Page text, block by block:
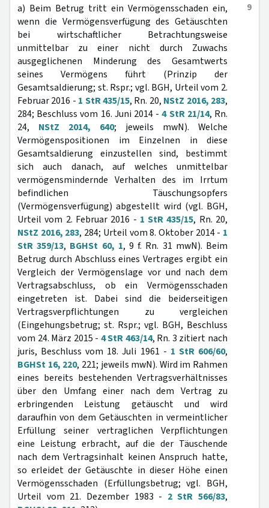
9
a) Beim Betrug tritt ein Vermögensschaden ein,
wenn die Vermögensverfügung des Getäuschten
bei wirtschaftlicher Betrachtungsweise
unmittelbar zu einer nicht durch Zuwachs
ausgeglichenen Minderung des Gesamtwerts
seines Vermögens führt (Prinzip der
Gesamtsaldierung; st. Rspr.; vgl. BGH, Urteil vom 2.
Februar 2016 - 1 StR 435/15, Rn. 20, NStZ 2016, 283,
284; Beschluss vom 16. Juni 2014 -4 StR 21/14, Rn.
24, NStZ 2014, 640; jeweils mwN). Welche
Vermögenspositionen im Einzelnen in diese
Gesamtsaldierung einzustellen sind, bestimmt
sich auch danach, auf welches unmittelbar
vermögensmindernde Verhalten des im Irrtum
befindlichen Täuschungsopfers
(Vermögensverfügung) abgestellt wird (vgl. BGH,
Urteil vom 2. Februar 2016 - 1 StR 435/15, Rn. 20,
NStZ 2016, 283, 284; Urteil vom 8. Oktober 2014 - 1
StR 359/13, BGHSt 60, 1, 9 f. Rn. 31 mwN). Beim
Betrug durch Abschluss eines Vertrages ergibt ein
Vergleich der Vermögenslage vor und nach dem
Vertragsabschluss, ob ein Vermögensschaden
eingetreten ist. Dabei sind die beiderseitigen
Vertragsverpflichtungen zu vergleichen
(Eingehungsbetrug; st. Rspr.; vgl. BGH, Beschluss
vom 24. März 2015 - 4 StR 463/14, Rn. 3 zitiert nach
juris, Beschluss vom 18. Juli 1961 - 1 StR 606/60,
BGHSt 16, 220, 221; jeweils mwN). Wird im Rahmen
eines bereits bestehenden Vertragsverhältnisses
über den Umfang einer nach dem Vertrag zu
erbringenden Leistung getäuscht und wird
daraufhin von dem Getäuschten in vermeintlicher
Erfüllung seiner vertraglichen Verpflichtungen
eine Leistung erbracht, auf die der Täuschende
nach dem Vertragsinhalt keinen Anspruch hatte,
so erleidet der Getäuschte in dieser Höhe einen
Vermögensschaden (Erfüllungsbetrug; vgl. BGH,
Urteil vom 21. Dezember 1983 - 2 StR 566/83,